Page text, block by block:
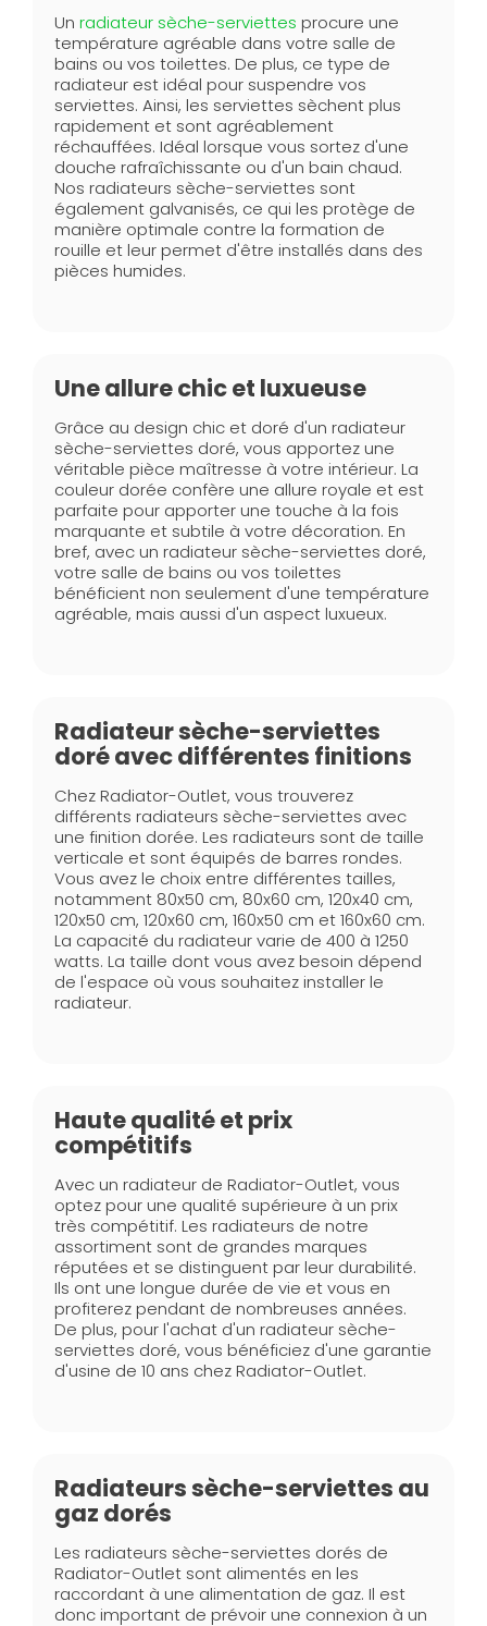
Un radiateur sèche-serviettes procure une
température agréable dans votre salle de
bains ou vos toilettes. De plus, ce type de
radiateur est idéal pour suspendre vos
serviettes. Ainsi, les serviettes sèchent plus
rapidement et sont agréablement
réchauffées. Idéal lorsque vous sortez d'une
douche rafraîchissante ou d'un bain chaud.
Nos radiateurs sèche-serviettes sont
également galvanisés, ce qui les protège de
manière optimale contre la formation de
rouille et leur permet d'être installés dans des
pièces humides.
Une allure chic et luxueuse
Grâce au design chic et doré d'un radiateur
sèche-serviettes doré, vous apportez une
véritable pièce maîtresse à votre intérieur. La
couleur dorée confère une allure royale et est
parfaite pour apporter une touche à la fois
marquante et subtile à votre décoration. En
bref, avec un radiateur sèche-serviettes doré,
votre salle de bains ou vos toilettes
bénéficient non seulement d'une température
agréable, mais aussi d'un aspect luxueux.
Radiateur sèche-serviettes
doré avec différentes finitions
Chez Radiator-Outlet, vous trouverez
différents radiateurs sèche-serviettes avec
une finition dorée. Les radiateurs sont de taille
verticale et sont équipés de barres rondes.
Vous avez le choix entre différentes tailles,
notamment 80x50 cm, 80x60 cm, 120x40 cm,
120x50 cm, 120x60 cm, 160x50 cm et 160x60 cm.
La capacité du radiateur varie de 400 à 1250
watts. La taille dont vous avez besoin dépend
de l'espace où vous souhaitez installer le
radiateur.
Haute qualité et prix
compétitifs
Avec un radiateur de Radiator-Outlet, vous
optez pour une qualité supérieure à un prix
très compétitif. Les radiateurs de notre
assortiment sont de grandes marques
réputées et se distinguent par leur durabilité.
Ils ont une longue durée de vie et vous en
profiterez pendant de nombreuses années.
De plus, pour l'achat d'un radiateur sèche-
serviettes doré, vous bénéficiez d'une garantie
d'usine de 10 ans chez Radiator-Outlet.
Radiateurs sèche-serviettes au
gaz dorés
Les radiateurs sèche-serviettes dorés de
Radiator-Outlet sont alimentés en les
raccordant à une alimentation de gaz. Il est
donc important de prévoir une connexion à un